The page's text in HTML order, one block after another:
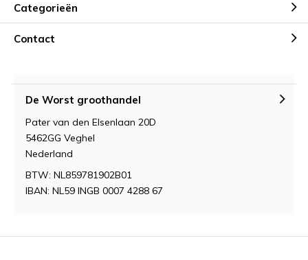
Categorieën
Contact
De Worst groothandel
Pater van den Elsenlaan 20D
5462GG Veghel
Nederland
BTW: NL859781902B01
IBAN: NL59 INGB 0007 4288 67